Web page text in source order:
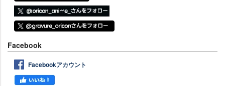
Facebook
Facebookアカウント